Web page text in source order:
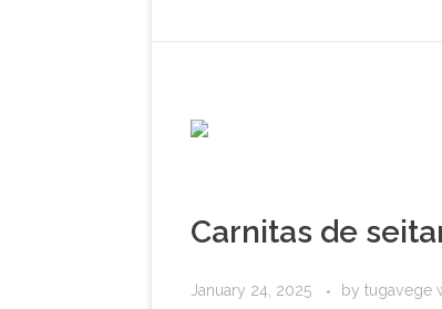
Carnitas de
January 24, 2025 by tugavege